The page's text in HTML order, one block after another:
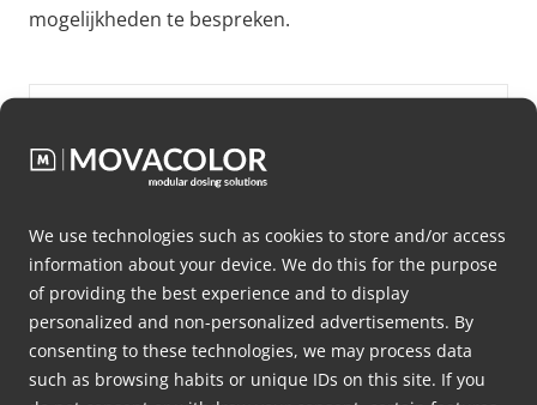
We use technologies such as cookies to store and/or access
information about your device. We do this for the purpose
of providing the best experience and to display
personalized and non-personalized advertisements. By
consenting to these technologies, we may process data
such as browsing habits or unique IDs on this site. If you
mogelijkheden te bespreken.
Voornaam
*
Bedrijfsnaam
*
Email